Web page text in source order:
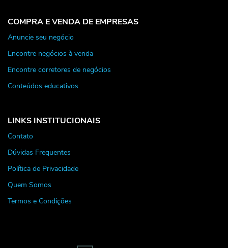
COMPRA E VENDA DE EMPRESAS
Anuncie seu negócio
Encontre negócios à venda
Encontre corretores de negócios
Conteúdos educativos
LINKS INSTITUCIONAIS
Contato
Dúvidas Frequentes
Política de Privacidade
Quem Somos
Termos e Condições